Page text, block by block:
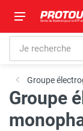
Groupe
Groupe